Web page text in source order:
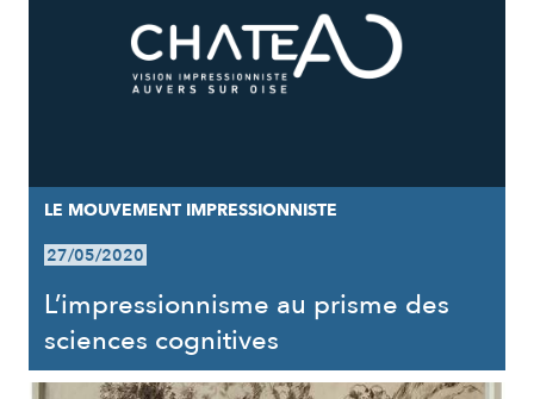
LE MOUVEMENT IMPRESSIONNISTE
27/05/2020
L’impressionnisme au prisme des
sciences cognitives